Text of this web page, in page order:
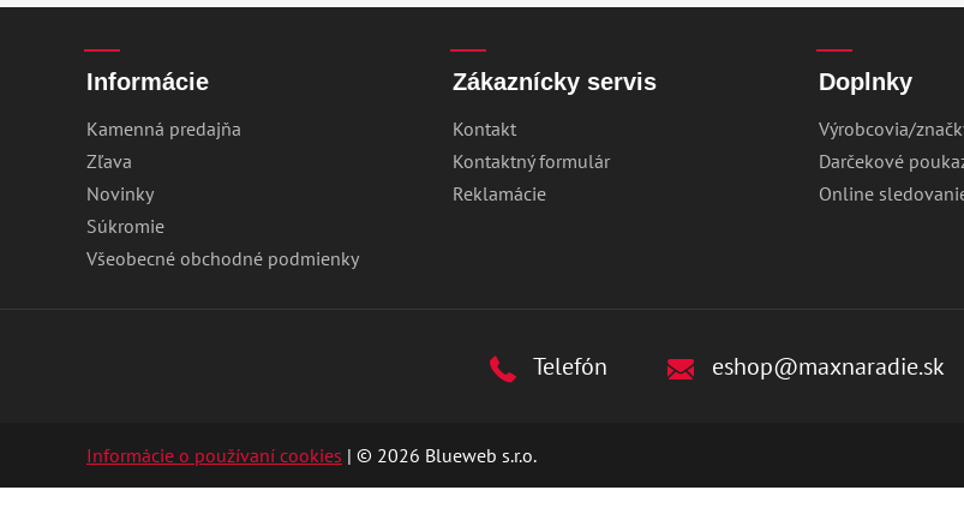
Informácie
Kamenná predajňa
Zľava
Novinky
Súkromie
Všeobecné obchodné podmienky
Zákaznícky servis
Kontakt
Kontaktný formulár
Reklamácie
Doplnky
Výrobcovia/
Darčekové
Online
Telefón eshop@maxnaradie.sk
Informácie o používaní cookies | © 2026 Blueweb s.r.o.